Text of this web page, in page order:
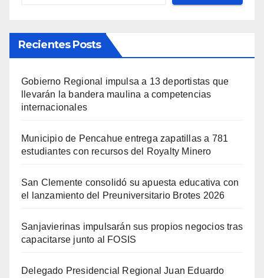
Recientes Posts
Gobierno Regional impulsa a 13 deportistas que
llevarán la bandera maulina a competencias
internacionales
Municipio de Pencahue entrega zapatillas a 781
estudiantes con recursos del Royalty Minero
San Clemente consolidó su apuesta educativa con
el lanzamiento del Preuniversitario Brotes 2026
Sanjavierinas impulsarán sus propios negocios tras
capacitarse junto al FOSIS
Delegado Presidencial Regional Juan Eduardo